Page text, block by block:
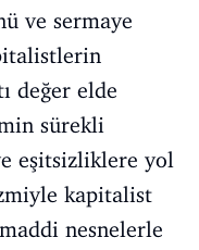
ve sermaye
değer elde
sürekli
eşitsizliklere yol
kapitalist
nesnelerle